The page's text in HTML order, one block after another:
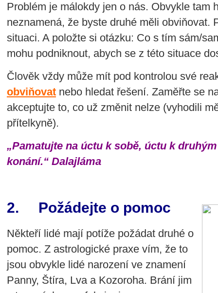
Problém je málokdy jen o nás. Obvykle tam
neznamená, že byste druhé měli obviňovat.
situaci. A položte si otázku: Co s tím sám/
mohu podniknout, abych se z této situace
Člověk vždy může mít pod kontrolou své
obviňovat nebo hledat řešení. Zaměřte se
akceptujte to, co už změnit nelze (vyhodili
přítelkyně).
„Pamatujte na úctu k sobě, úctu k
konání.“ Dalajláma
2. Požádejte o pomoc
Někteří lidé mají potíže požádat druhé o
pomoc. Z astrologické praxe vím, že to
jsou obvykle lidé narození ve znamení
Panny, Štíra, Lva a Kozoroha. Brání jim